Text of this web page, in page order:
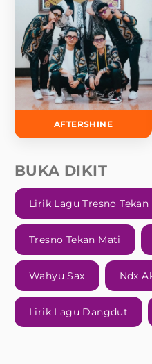
AFTERSHINE
BUKA DIKIT
Lirik Lagu Tresno Tekan
Tresno Tekan Mati
Wahyu Sax Ndx
Lirik Lagu Dangdut